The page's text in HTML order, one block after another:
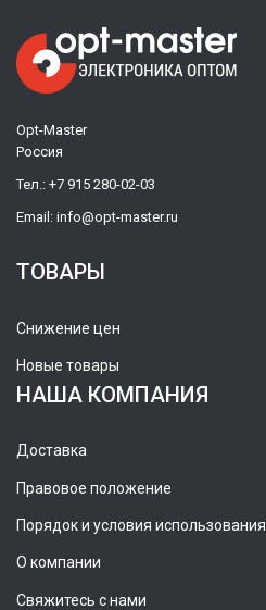
Opt-Master
Россия
Тел.: +7 915 280-02-03
Email: info@opt-master.ru
ТОВАРЫ
Снижение цен
Новые товары
НАША КОМПАНИЯ
Доставка
Правовое положение
Порядок и условия использования
О компании
Свяжитесь с нами